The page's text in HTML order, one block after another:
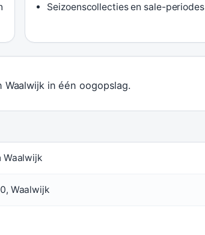
Seizoenscollecties en sale-periodes
in één oogopslag.
Waalwijk
Waalwijk